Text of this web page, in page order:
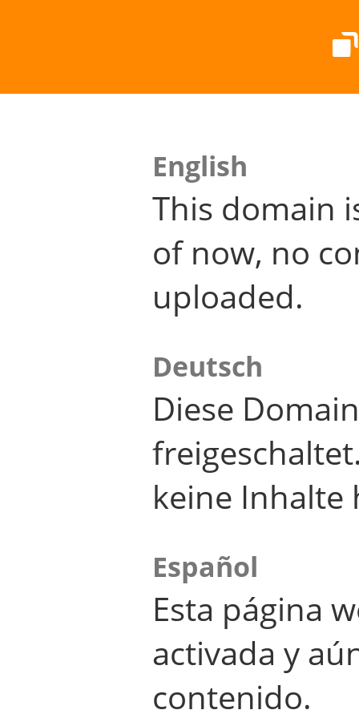
English
This domain
of now, no
uploaded.
Deutsch
Diese
keine Inhalte
Español
Esta página
activada y
contenido.